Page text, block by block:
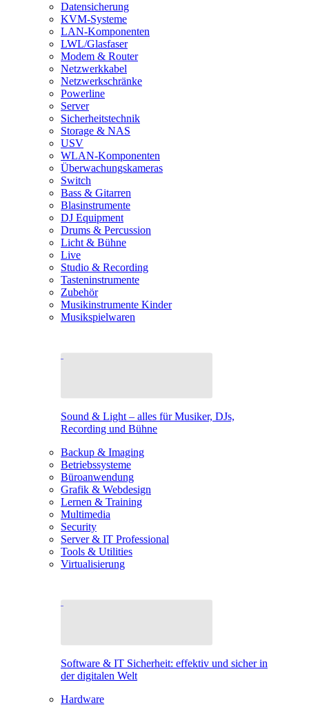
Datensicherung
KVM-Systeme
LAN-Komponenten
LWL/Glasfaser
Modem & Router
Netzwerkkabel
Netzwerkschränke
Powerline
Server
Sicherheitstechnik
Storage & NAS
USV
WLAN-Komponenten
Überwachungskameras
Switch
Bass & Gitarren
Blasinstrumente
DJ Equipment
Drums & Percussion
Licht & Bühne
Live
Studio & Recording
Tasteninstrumente
Zubehör
Musikinstrumente Kinder
Musikspielwaren
Sound & Light – alles für Musiker, DJs,
Recording und Bühne
Backup & Imaging
Betriebssysteme
Büroanwendung
Grafik & Webdesign
Lernen & Training
Multimedia
Security
Server & IT Professional
Tools & Utilities
Virtualisierung
Software & IT Sicherheit: effektiv und sicher in
der digitalen Welt
Hardware